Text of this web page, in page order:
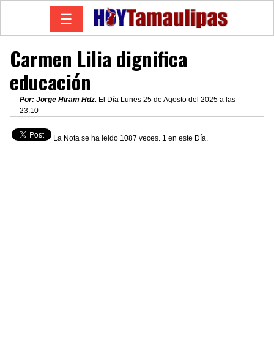
☰
Carmen Lilia dignifica
educación
Por: Jorge Hiram Hdz. El Día Lunes 25 de Agosto del 2025 a las
23:10
La Nota se ha leido 1087 veces. 1 en este Día.